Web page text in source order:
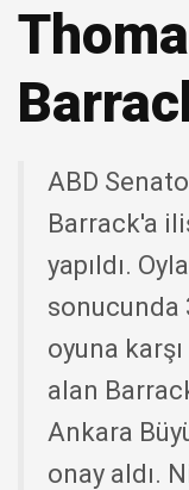
ABD
Barrack'a
yapıldı.
sonucunda
oyuna
alan
Ankara
onay aldı.